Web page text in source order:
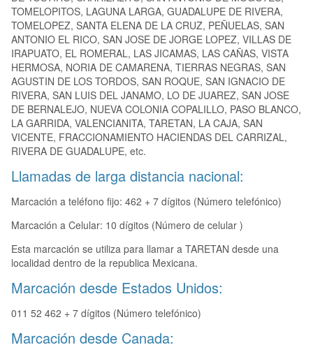
TOMELOPITOS, LAGUNA LARGA, GUADALUPE DE RIVERA,
TOMELOPEZ, SANTA ELENA DE LA CRUZ, PEÑUELAS, SAN
ANTONIO EL RICO, SAN JOSE DE JORGE LOPEZ, VILLAS DE
IRAPUATO, EL ROMERAL, LAS JICAMAS, LAS CAÑAS, VISTA
HERMOSA, NORIA DE CAMARENA, TIERRAS NEGRAS, SAN
AGUSTIN DE LOS TORDOS, SAN ROQUE, SAN IGNACIO DE
RIVERA, SAN LUIS DEL JANAMO, LO DE JUAREZ, SAN JOSE
DE BERNALEJO, NUEVA COLONIA COPALILLO, PASO BLANCO,
LA GARRIDA, VALENCIANITA, TARETAN, LA CAJA, SAN
VICENTE, FRACCIONAMIENTO HACIENDAS DEL CARRIZAL,
RIVERA DE GUADALUPE, etc.
Llamadas de larga distancia nacional:
Marcación a teléfono fijo: 462 + 7 dígitos (Número telefónico)
Marcación a Celular: 10 dígitos (Número de celular )
Esta marcación se utiliza para llamar a TARETAN desde una
localidad dentro de la republica Mexicana.
Marcación desde Estados Unidos:
011 52 462 + 7 dígitos (Número telefónico)
Marcación desde Canada: